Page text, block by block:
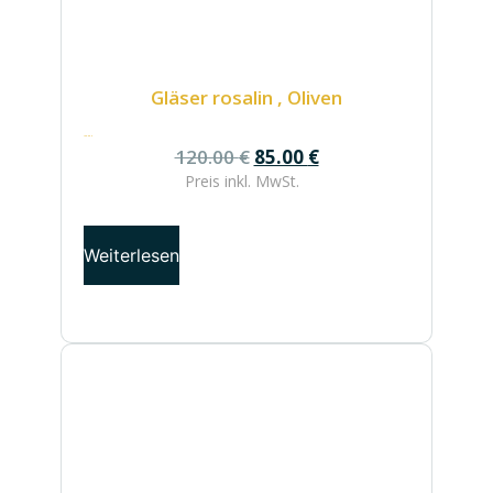
Gläser rosalin , Oliven
120.00 €
120.00€ 85.00 €
Preis inkl. MwSt.
Weiterlesen